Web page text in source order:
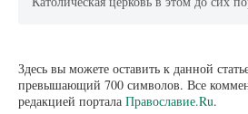
Здесь вы можете оставить к данной
превышающий 700 символов. Все
редакцией портала Православие.Ru.